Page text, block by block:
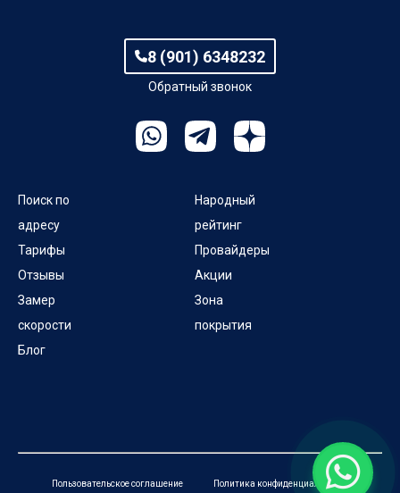
8 (901) 6348232
Обратный звонок
Поиск по
адресу
Тарифы
Отзывы
Замер
скорости
Блог
Народный
рейтинг
Провайдеры
Акции
Зона
покрытия
Пользовательское соглашение Политика конфиденциальности